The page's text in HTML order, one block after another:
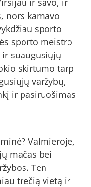
ir savo, ir
nors kamavo
sporto
sporto meistro
suaugusiųjų
skirtumo tarp
varžybų,
ir pasiruošimas
Valmieroje,
mačas bei
Ten
trečią vietą ir